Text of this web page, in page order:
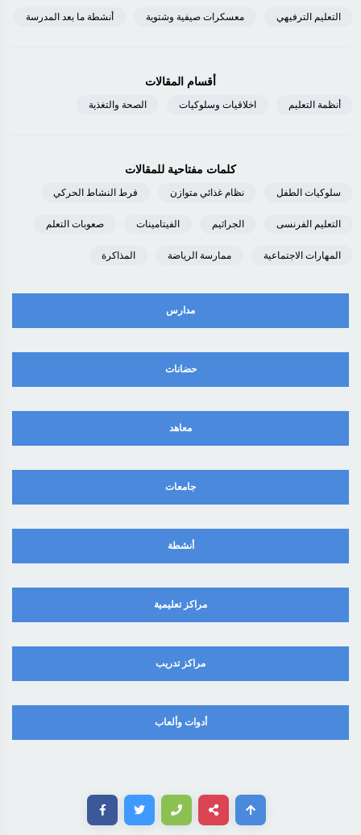
التعليم الترفيهي معسكرات صيفية وشتوية أنشطة ما بعد المدرسة
أقسام المقالات
أنظمة التعليم اخلاقيات وسلوكيات الصحة والتغذية
كلمات مفتاحية للمقالات
سلوكيات الطفل نظام غذائي متوازن فرط النشاط الحركي
التعليم الفرنسى الجراثيم الفيتامينات صعوبات التعلم
المهارات الاجتماعية ممارسة الرياضة المذاكرة
مدارس
حضانات
معاهد
جامعات
أنشطة
مراكز تعليمية
مراكز تدريب
أدوات وألعاب